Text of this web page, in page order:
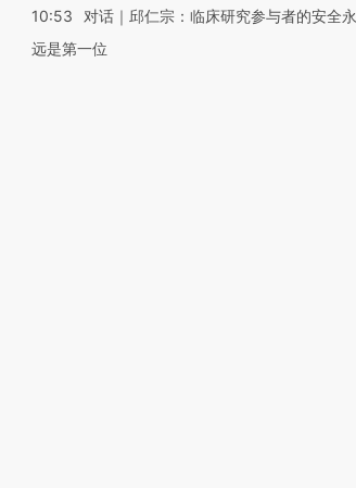
10:53
对话｜邱仁宗：临床研究参与者的安全永
远是第一位